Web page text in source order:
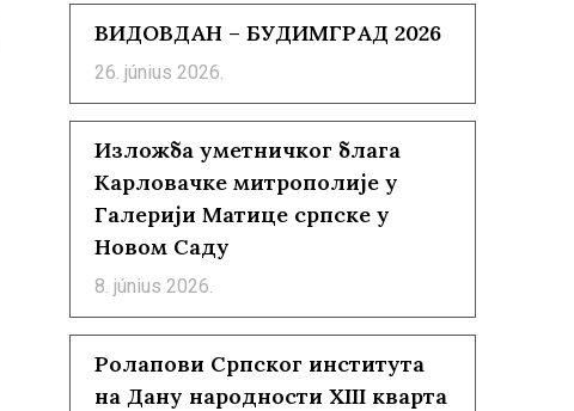
ВИДОВДАН – БУДИМГРАД 2026
26. június 2026.
Изложба уметничког блага
Карловачке митрополије у
Галерији Матице српске у
Новом Саду
8. június 2026.
Ролапови Српског института
на Дану народности XIII кварта